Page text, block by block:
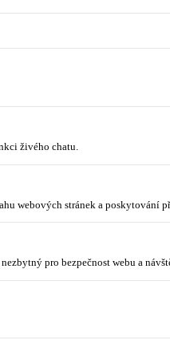
živého chatu.
webových stránek a poskytování
pro bezpečnost webu a